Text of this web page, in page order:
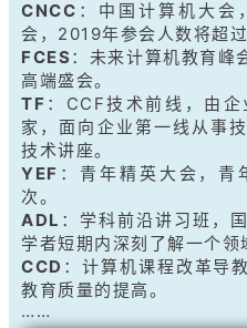
CNCC ： 中国计算机大会
会，2019年参会人数将超
FCES： 未来计算机教育峰
高端盛会。
TF ： CCF技术前线，由
家，面向企业第一线从事
技术讲座。
YEF ： 青年精英大会，青
次。
ADL ： 学科前沿讲习班，
学者短期内深刻了解一个领
CCD ：计算机课程改革导
教育质量的提高。
……